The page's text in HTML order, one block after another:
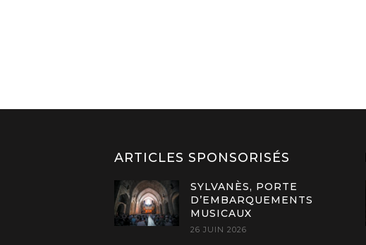
ARTICLES SPONSORISÉS
SYLVANÈS, PORTE
D’EMBARQUEMENTS
MUSICAUX
26 JUIN 2026